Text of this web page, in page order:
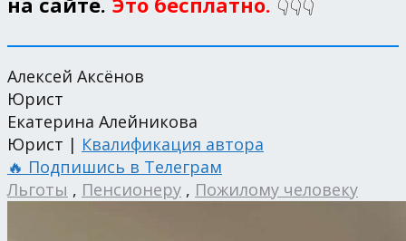
👇👇👇
Алексей Аксёнов
Юрист
Екатерина Алейникова
Юрист | Квалификация автора
🔥 Подпишись в Телеграм
Льготы , Пенсионеру , Пожилому человеку